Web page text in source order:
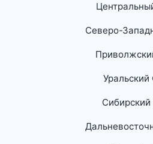
Северо-